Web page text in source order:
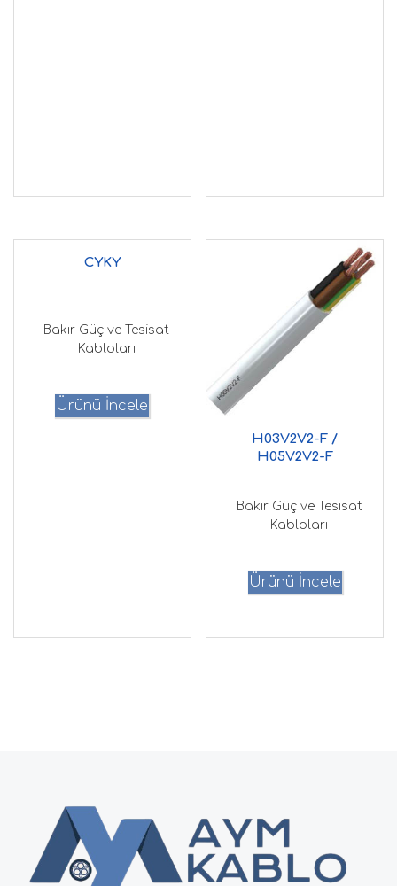
CYKY
Bakır Güç ve Tesisat
Kabloları
Ürünü İncele
H03V2V2-F /
H05V2V2-F
Bakır Güç ve Tesisat
Kabloları
Ürünü İncele